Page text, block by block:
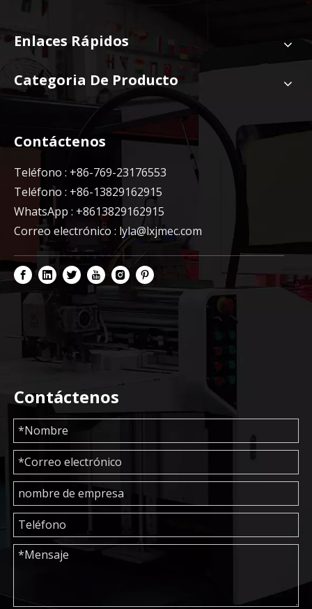
Enlaces Rápidos
Categoria De Producto
Contáctenos
Teléfono : +86-769-23176553
Teléfono : +86-13829162915
WhatsApp : +8613829162915
Correo electrónico : lyla@lxjmec.com
Contáctenos